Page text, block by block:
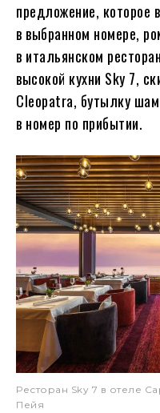
предложение, которое
в выбранном номере,
в итальянском
высокой кухни Sky 7,
Cleopatra, бутылку
в номер по прибытии.
Ресторан Sky 7 в отеле
Пейя